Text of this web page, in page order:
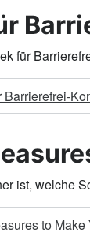
für
ist, welche
to